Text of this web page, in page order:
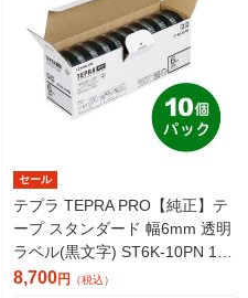
セール
テプラ TEPRA PRO【純正】テ
ープ スタンダード 幅6mm 透明
ラベル(黒文字) ST6K-10PN 1セ
ット（10個入）
8,700円 （税込）